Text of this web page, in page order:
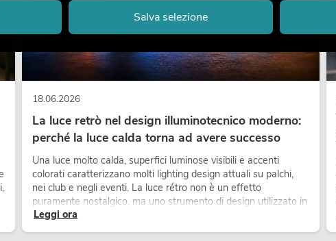
18.06.2026
La luce retrò nel design illuminotecnico moderno:
perché la luce calda torna ad avere successo
Una luce molto calda, superfici luminose visibili e accenti
colorati caratterizzano molti lighting design attuali su palchi,
nei club e negli eventi. La luce rétro non è un effetto
puramente nostalgico, ma uno strumento di design utilizzato in
modo consapevole: crea atmosfera, dona carattere alle scene
e può rendere più emozionali i setup LED tecnici.
Leggi ora
Salva selezione